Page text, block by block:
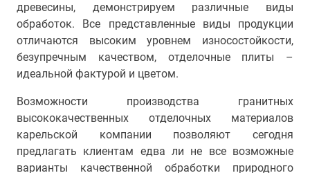
древесины, демонстрируем различные виды
обработок. Все представленные виды продукции
отличаются высоким уровнем износостойкости,
безупречным качеством, отделочные плиты –
идеальной фактурой и цветом.
Возможности производства гранитных
высококачественных отделочных материалов
карельской компании позволяют сегодня
предлагать клиентам едва ли не все возможные
варианты качественной обработки природного